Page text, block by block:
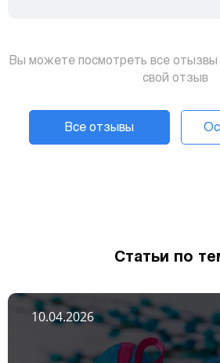
Вы можете посмотреть все
свой отзыв
Все отзывы
Статьи по
10.04.2026